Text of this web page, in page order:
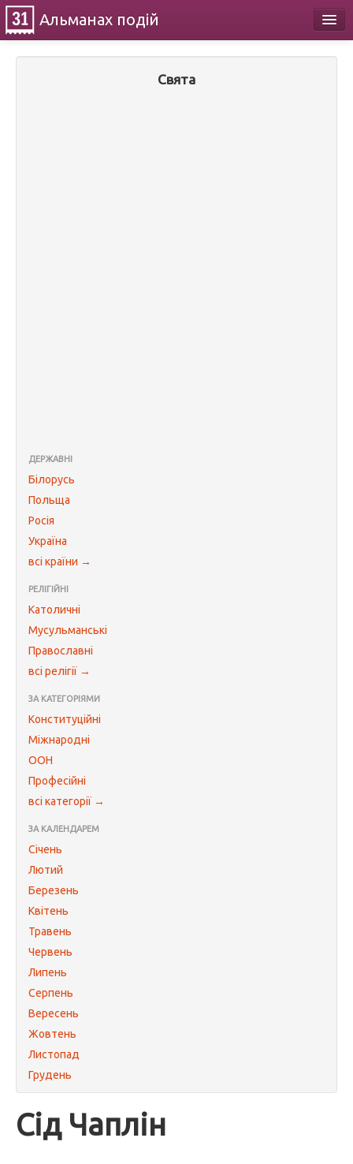
Альманах подій
Свята
ДЕРЖАВНІ
Білорусь
Польща
Росія
Україна
всі країни →
РЕЛІГІЙНІ
Католичні
Мусульманські
Православні
всі релігії →
ЗА КАТЕГОРІЯМИ
Конституційні
Міжнародні
ООН
Професійні
всі категорії →
ЗА КАЛЕНДАРЕМ
Січень
Лютий
Березень
Квітень
Травень
Червень
Липень
Серпень
Вересень
Жовтень
Листопад
Грудень
Сід Чаплін